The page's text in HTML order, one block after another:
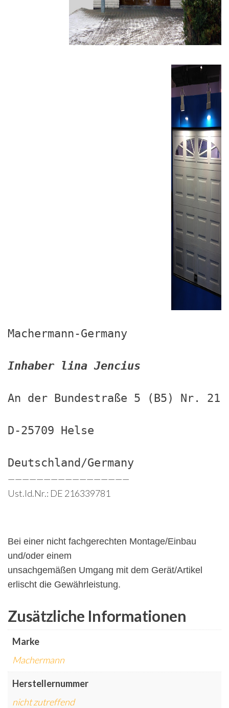
Machermann-Germany
Inhaber lina Jencius
An der Bundestraße 5 (B5) Nr. 21
D-25709 Helse
Deutschland/Germany
—————————————————
Ust.Id.Nr.: DE 216339781
Bei einer nicht fachgerechten Montage/Einbau
und/oder einem
unsachgemäßen Umgang mit dem Gerät/Artikel
erlischt die Gewährleistung.
Zusätzliche Informationen
Marke
Machermann
Herstellernummer
nicht zutreffend